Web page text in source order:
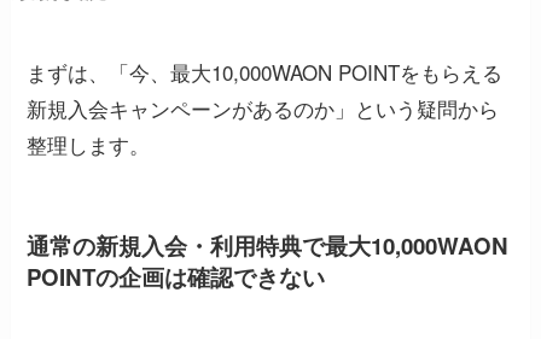
まずは、「今、最大10,000WAON POINTをもらえる
新規入会キャンペーンがあるのか」という疑問から
整理します。
通常の新規入会・利用特典で最大10,000WAON
POINTの企画は確認できない